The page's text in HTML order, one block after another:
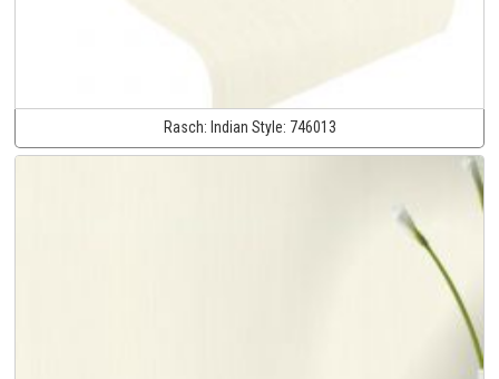
Rasch: Indian Style: 746013